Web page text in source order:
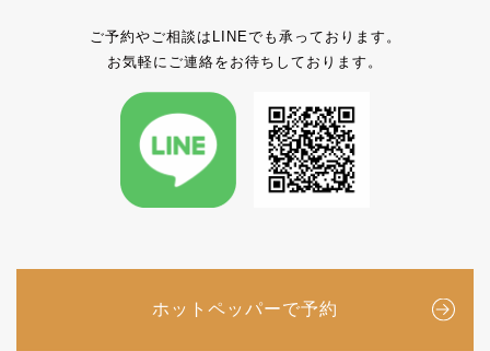
ご予約やご相談はLINEでも承っております。
お気軽にご連絡をお待ちしております。
ホットペッパーで予約